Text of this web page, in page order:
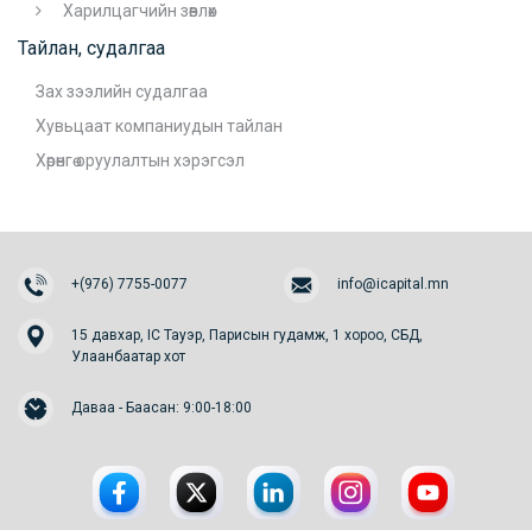
Харилцагчийн зөвлөх
Тайлан, судалгаа
Зах зээлийн судалгаа
Хувьцаат компаниудын тайлан
Хөрөнгө оруулалтын хэрэгсэл
+(976) 7755-0077 info@icapital.mn
15 давхар, IC Тауэр, Парисын гудамж, 1 хороо, СБД,
Улаанбаатар хот
Даваа - Баасан: 9:00-18:00